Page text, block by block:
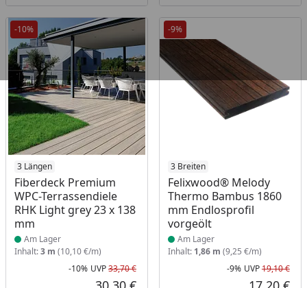
-10%
3 Längen
Fiberdeck Premium
WPC-Terrassendiele
RHK Light grey 23 x 138
mm
Produkt am Lager
Am Lager
Inhalt:3 m (10,10 €/m)
Rabatt in Prozent
-10%
Ursprünglicher Preis
UVP33,70 €
-9%
3 Breiten
Felixwood® Melody
Thermo Bambus 1860
mm Endlosprofil
vorgeölt
Produkt am Lager
Am Lager
Inhalt: 1,86 m (9,25 €/m)
-9% UVP19,10 €